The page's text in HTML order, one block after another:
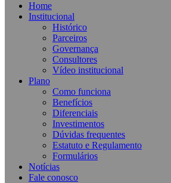
Home
Institucional
Histórico
Parceiros
Governança
Consultores
Vídeo institucional
Plano
Como funciona
Benefícios
Diferenciais
Investimentos
Dúvidas frequentes
Estatuto e Regulamento
Formulários
Notícias
Fale conosco